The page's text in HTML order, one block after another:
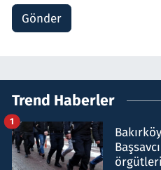
Gönder
Trend Haberler
1